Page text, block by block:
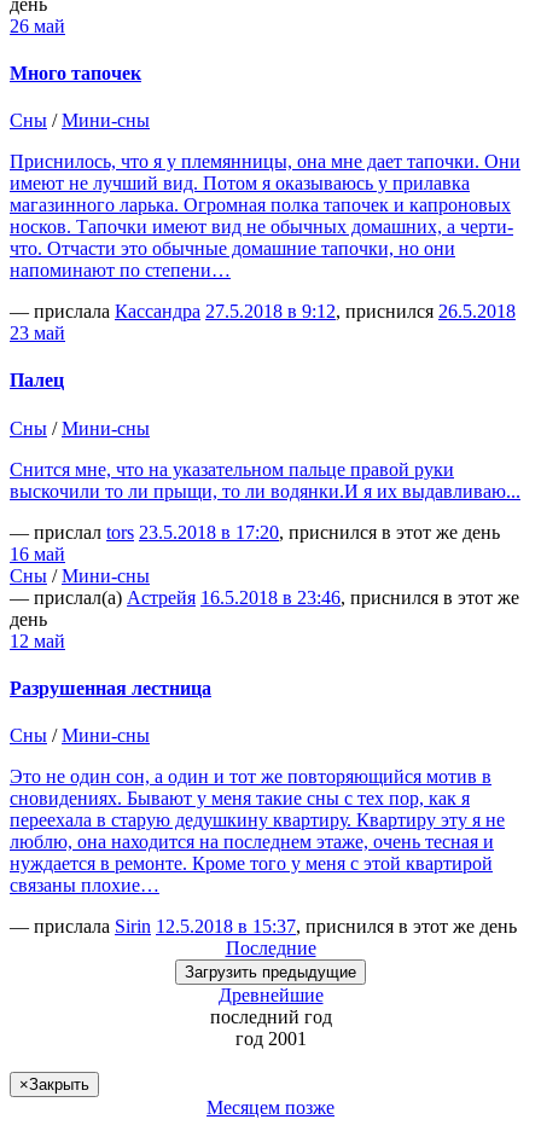
26 май
Много тапочек
Сны /Мини-сны
Приснилось, что я у племянницы, она мне дает тапочки. Они
имеют не лучший вид. Потом я оказываюсь у прилавка
магазинного ларька. Огромная полка тапочек и капроновых
носков. Тапочки имеют вид не обычных домашних, а черти-
что. Отчасти это обычные домашние тапочки, но они
напоминают по степени…
— прислала Кассандра 27.5.2018 в 9:12, приснился 26.5.2018
23 май
Палец
Сны /Мини-сны
Снится мне, что на указательном пальце правой руки
выскочили то ли прыщи, то ли водянки.И я их выдавливаю...
— прислал tors 23.5.2018 в 17:20, приснился в этот же день
16 май
Сны /Мини-сны
— прислал(а) Астрейя 16.5.2018 в 23:46, приснился в этот же
день
12 май
Разрушенная лестница
Сны /Мини-сны
Это не один сон, а один и тот же повторяющийся мотив в
сновидениях. Бывают у меня такие сны с тех пор, как я
переехала в старую дедушкину квартиру. Квартиру эту я не
люблю, она находится на последнем этаже, очень тесная и
нуждается в ремонте. Кроме того у меня с этой квартирой
связаны плохие…
— прислала Sirin 12.5.2018 в 15:37, приснился в этот же день
Последние
Загрузить предыдущие
Древнейшие
последний год
год 2001
×Закрыть
Месяцем позже